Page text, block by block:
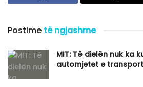
Postime të ngjashme
MIT: Të dielën nuk ka
automjetet e